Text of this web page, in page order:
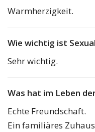
Warmherzigkeit.
Wie wichtig ist
Sehr wichtig.
Was hat im Leben
Echte Freundschaft.
Ein familiäres